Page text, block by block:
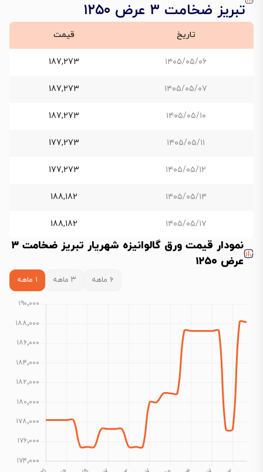
تبریز ضخامت ۳ عرض ۱۲۵۰
تاریخ قیمت
۱۴۰۵/۰۵/۰۶ 187,273
۱۴۰۵/۰۵/۰۷ 187,273
۱۴۰۵/۰۵/۱۰ 187,273
۱۴۰۵/۰۵/۱۱ 177,273
۱۴۰۵/۰۵/۱۲ 177,273
۱۴۰۵/۰۵/۱۴ 188,182
۱۴۰۵/۰۵/۱۷ 188,182
نمودار قیمت ورق گالوانیزه شهریار تبریز ضخامت ۳
عرض ۱۲۵۰
۶ ماهه ۳ ماهه ۱ ماهه